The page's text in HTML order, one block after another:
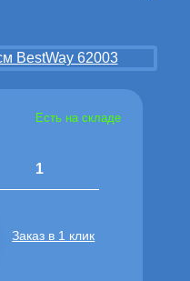
Есть на складе
1
Заказ в 1 клик